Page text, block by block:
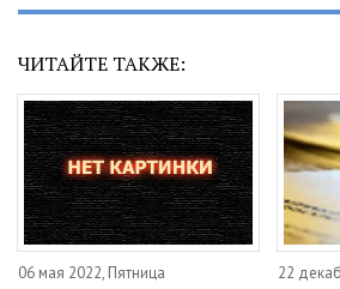
ЧИТАЙТЕ ТАКЖЕ:
06 мая 2022, Пятница 22